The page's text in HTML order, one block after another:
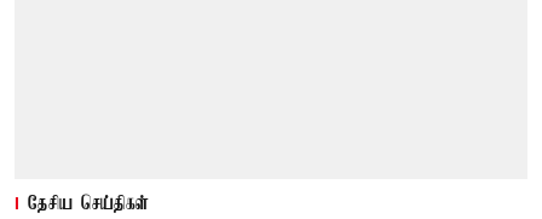
தேசிய செய்திகள்